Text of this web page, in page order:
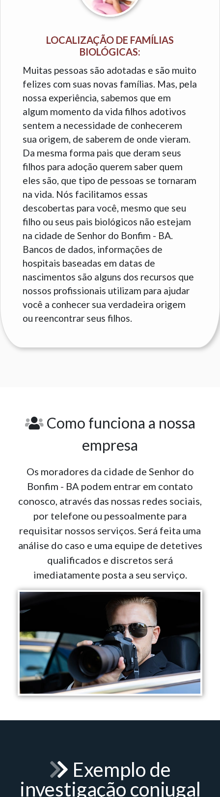
LOCALIZAÇÃO DE FAMÍLIAS
BIOLÓGICAS:
Muitas pessoas são adotadas e são muito
felizes com suas novas famílias. Mas, pela
nossa experiência, sabemos que em
algum momento da vida filhos adotivos
sentem a necessidade de conhecerem
sua origem, de saberem de onde vieram.
Da mesma forma pais que deram seus
filhos para adoção querem saber quem
eles são, que tipo de pessoas se tornaram
na vida. Nós facilitamos essas
descobertas para você, mesmo que seu
filho ou seus pais biológicos não estejam
na cidade de Senhor do Bonfim - BA.
Bancos de dados, informações de
hospitais baseadas em datas de
nascimentos são alguns dos recursos que
nossos profissionais utilizam para ajudar
você a conhecer sua verdadeira origem
ou reencontrar seus filhos.
Como funciona a nossa
empresa
Os moradores da cidade de Senhor do
Bonfim - BA podem entrar em contato
conosco, através das nossas redes sociais,
por telefone ou pessoalmente para
requisitar nossos serviços. Será feita uma
análise do caso e uma equipe de detetives
qualificados e discretos será
imediatamente posta a seu serviço.
Exemplo de
investigação conjugal